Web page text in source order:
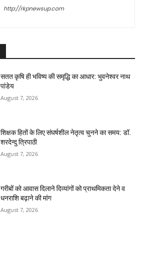
http://rkpnewsup.com
सतत कृषि ही भविष्य की समृद्धि का आधार: भुवनेश्वर नाथ
पांडेय
August 7, 2026
शिक्षक हितों के लिए संघर्षशील नेतृत्व चुनने का समय: डॉ.
शरदेन्दु त्रिपाठी
August 7, 2026
गरीबों को आवास दिलाने दिव्यांगों को प्राथमिकता देने व
धनराशि बढ़ाने की मांग
August 7, 2026